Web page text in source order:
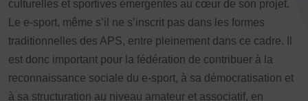
ÉTHIQUE SPORTIVE
Signalement violences sexistes et sexuelles
Protéger les pratiquant.es
Prévenir les discriminations
Agir contre le dopage et les conduites dopantes
culturelles et sportives émergentes au cœur de son projet.
Le e-sport, même s’il ne s’inscrit pas dans les formes
traditionnelles des APS, entre pleinement dans ce cadre. Il
est donc important pour la fédération de contribuer à la
reconnaissance sociale du e-sport, à sa démocratisation et
à sa structuration au niveau amateur et associatif, en